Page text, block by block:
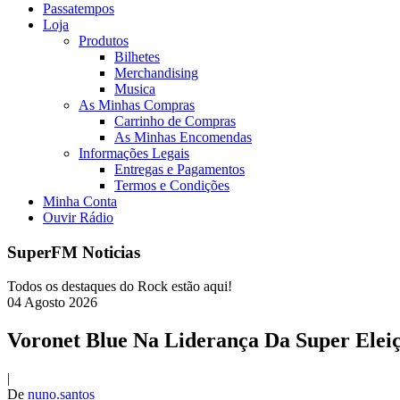
Passatempos
Loja
Produtos
Bilhetes
Merchandising
Musica
As Minhas Compras
Carrinho de Compras
As Minhas Encomendas
Informações Legais
Entregas e Pagamentos
Termos e Condições
Minha Conta
Ouvir Rádio
SuperFM Noticias
Todos os destaques do Rock estão aqui!
04Agosto 2026
Voronet Blue Na Liderança Da Super
|
De nuno.santos